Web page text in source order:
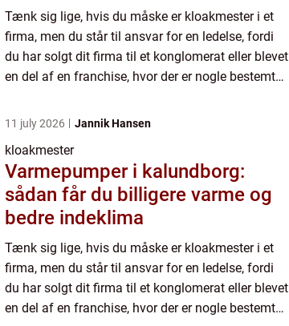
Tænk sig lige, hvis du måske er kloakmester i et
firma, men du står til ansvar for en ledelse, fordi
du har solgt dit firma til et konglomerat eller blevet
en del af en franchise, hvor der er nogle bestemte
11 july 2026 Jannik Hansen
kloakmester
Varmepumper i kalundborg:
sådan får du billigere varme og
bedre indeklima
Tænk sig lige, hvis du måske er kloakmester i et
firma, men du står til ansvar for en ledelse, fordi
du har solgt dit firma til et konglomerat eller blevet
en del af en franchise, hvor der er nogle bestemte